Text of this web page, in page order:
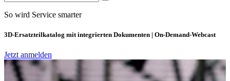
So wird Service smarter
3D-Ersatzteilkatalog mit integrierten Dokumenten | On-Demand-Webcast
Jetzt anmelden